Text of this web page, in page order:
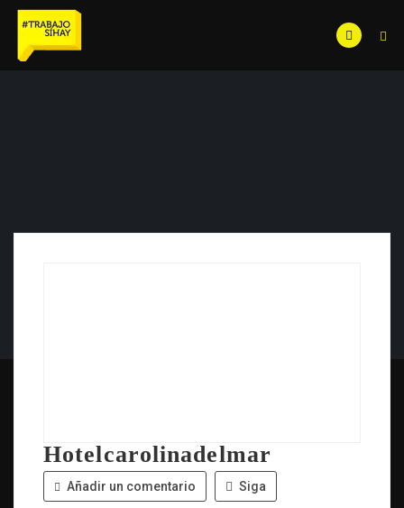
Hotelcarolinadelmar
Añadir un comentario Siga